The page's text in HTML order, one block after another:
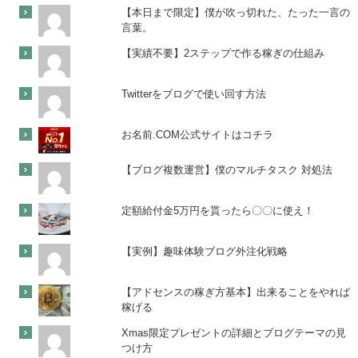
【本日まで限定】僕が吹っ切れた、たった一言の
言葉。
【実績不要】2ステップで作る稼ぎの仕組み
Twitterをブログで使い回す方法
お名前.COM公式サイトはコチラ
【ブログ複数運営】僕のマルチタスク 対処法
定額給付金5万円を貰ったら〇〇に使え！
【実例】趣味体験ブログ外注化戦略
【アドセンスの稼ぎ方基本】出来ることをやれば
稼げる
Xmas限定プレゼントの詳細とブログテーマの見
つけ方